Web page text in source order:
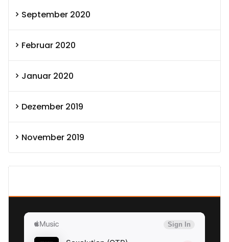
September 2020
Februar 2020
Januar 2020
Dezember 2019
November 2019